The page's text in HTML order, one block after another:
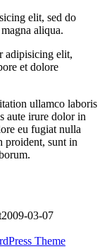
elit, sed do
aliqua.
adipisicing elit,
et dolore
ullamco laboris
aute irure dolor in
eu fugiat nulla
proident, sunt in
2009-03-07
Theme